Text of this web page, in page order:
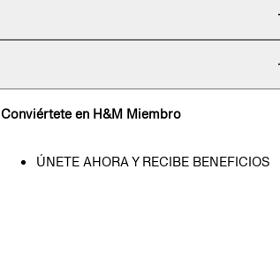
Conviértete en H&M Miembro
ÚNETE AHORA Y RECIBE BENEFICIOS